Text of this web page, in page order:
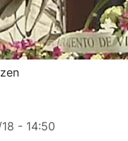
- 14:50